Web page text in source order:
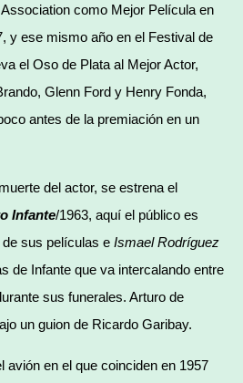
como Mejor Película en
y ese mismo año en el Festival de
el Oso de Plata al Mejor Actor,
Glenn Ford y Henry Fonda,
antes de la premiación en un
del actor, se estrena el
Infante/1963, aquí el público es
sus películas e Ismael Rodríguez
de Infante que va intercalando entre
sus funerales. Arturo de
un guion de Ricardo Garibay.
avión en el que coinciden en 1957